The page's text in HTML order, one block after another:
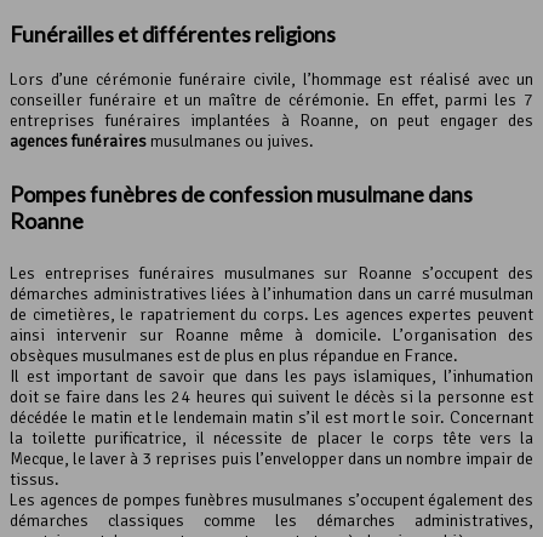
Funérailles et différentes religions
Lors d’une cérémonie funéraire civile, l’hommage est réalisé avec un
conseiller funéraire et un maître de cérémonie. En effet, parmi les 7
entreprises funéraires implantées à Roanne, on peut engager des
agences funéraires musulmanes ou juives.
Pompes funèbres de confession musulmane dans
Roanne
Les entreprises funéraires musulmanes sur Roanne s’occupent des
démarches administratives liées à l’inhumation dans un carré musulman
de cimetières, le rapatriement du corps. Les agences expertes peuvent
ainsi intervenir sur Roanne même à domicile. L’organisation des
obsèques musulmanes est de plus en plus répandue en France.
Il est important de savoir que dans les pays islamiques, l’inhumation
doit se faire dans les 24 heures qui suivent le décès si la personne est
décédée le matin et le lendemain matin s’il est mort le soir. Concernant
la toilette purificatrice, il nécessite de placer le corps tête vers la
Mecque, le laver à 3 reprises puis l’envelopper dans un nombre impair de
tissus.
Les agences de pompes funèbres musulmanes s’occupent également des
démarches classiques comme les démarches administratives,